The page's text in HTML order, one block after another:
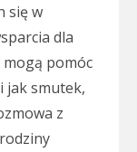
się w
dla
pomóc
jak smutek,
z